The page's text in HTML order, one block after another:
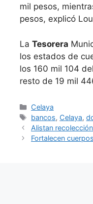
mil pesos,
pesos, explicó
La Tesorera
los estados de
los 160 mil 104
resto de 19 mil
Categorías
Celaya
Etiquetas
bancos, Celaya,
Alistan
Fortalecen